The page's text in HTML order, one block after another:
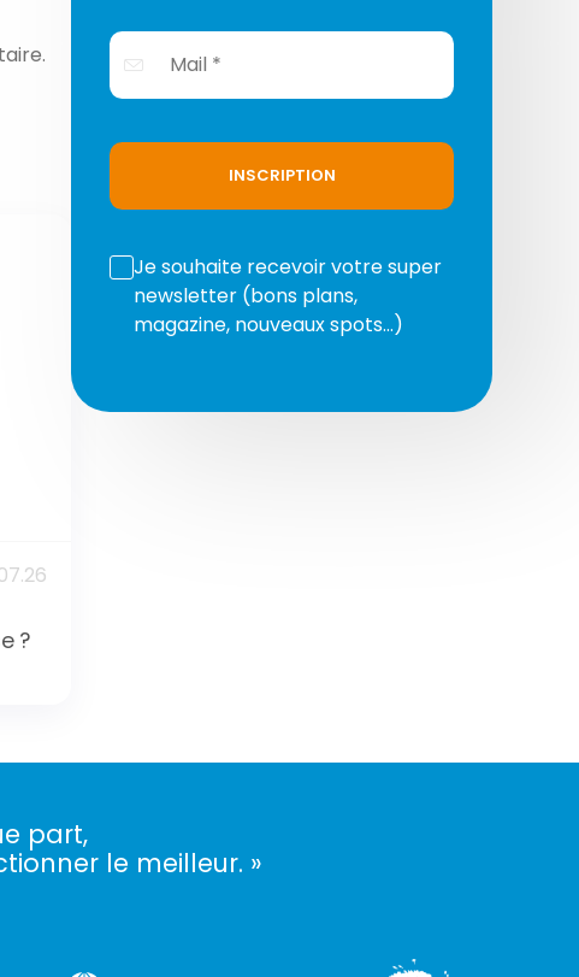
?
INSCRIPTION
Je souhaite recevoir votre super
newsletter (bons plans,
magazine, nouveaux spots…)
part,
le meilleur. »